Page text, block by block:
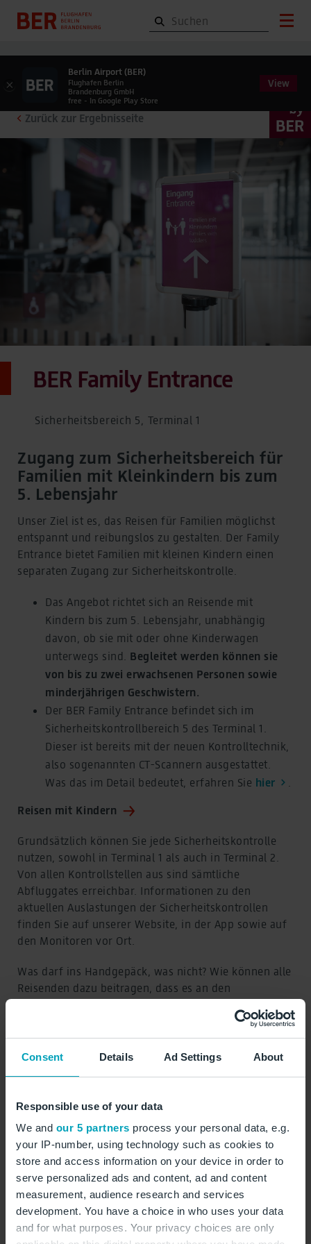
Consent Details Ad Settings About
Responsible use of your data
We and our 5 partners process your personal data, e.g.
your IP-number, using technology such as cookies to
store and access information on your device in order to
serve personalized ads and content, ad and content
measurement, audience research and services
development. You have a choice in who uses your data
and for what purposes. Your privacy choices are only
Zurück zur Ergebnisseite
BER Family Entrance
Sicherheitsbereich 5, Terminal 1
Zugang zum Sicherheitsbereich für
Familien mit Kleinkindern bis zum
5. Lebensjahr
Unser Ziel ist es, das Reisen für Familien möglichst
entspannt und reibungslos zu gestalten. Der Family
Entrance bietet Familien mit kleinen Kindern einen
separaten Zugang zur Sicherheitskontrolle.
Das Angebot richtet sich an Reisende mit
Kindern bis zum 5. Lebensjahr, unabhängig
davon, ob sie mit oder ohne Kinderwagen
unterwegs sind. Begleitet werden können sie
von bis zu zwei erwachsenen Personen sowie
minderjährigen Geschwistern.
Der BER Family Entrance befindet sich im
Sicherheitskontrollbereich 5 des Terminal 1.
Dieser ist bereits mit der neuen Kontrolltechnik,
also sogenannten CT-Scannern ausgestattet.
Was das im Detail bedeutet, erfahren Sie hier
Reisen mit Kindern
Grundsätzlich können Sie jede Sicherheitskontrolle
nutzen, sowohl in Terminal 1 als auch in Terminal 2.
Von allen Kontrollstellen aus sind sämtliche
Abfluggates erreichbar. Informationen zu den
aktuellen Auslastungen der Sicherheitskontrollen
finden Sie auf unserer Website, in der App sowie auf
den Monitoren vor Ort.
Was darf ins Handgepäck, was nicht? Wie können alle
Reisenden dazu beitragen, dass es an den
weitere Informationen haben wir hier für Sie
zusammengestellt:
Service
Behörden / Kontrollen
Terminal:
Sicherheitskontrollen, Sicherheitskontrolle 5, Ebene E1
×
Berlin Airport (BER)
Flughafen Berlin
Brandenburg GmbH
free - In Google Play Store
View